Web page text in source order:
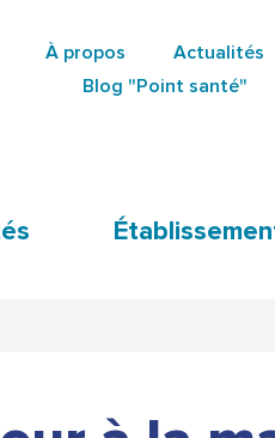
À propos Actualités
Blog "Point santé"